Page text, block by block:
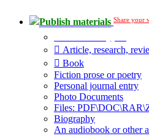
Publish materials Share your
Article, research,
Book
Fiction prose or poetry
Personal journal entry
Photo Documents
Files:
Biography
An audiobook or other